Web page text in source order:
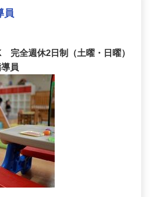
員
全週休2日制（土曜・日曜）
員